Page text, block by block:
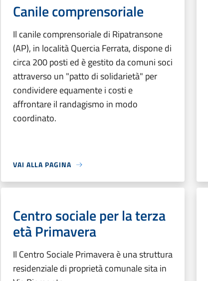
Canile comprensoriale
Il canile comprensoriale di Ripatransone
(AP), in località Quercia Ferrata, dispone di
circa 200 posti ed è gestito da comuni soci
attraverso un "patto di solidarietà" per
condividere equamente i costi e
affrontare il randagismo in modo
coordinato.
VAI ALLA PAGINA
Centro sociale per la terza
età Primavera
Il Centro Sociale Primavera è una struttura
residenziale di proprietà comunale sita in